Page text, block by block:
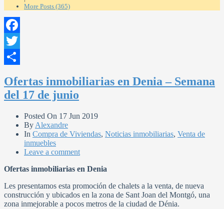
More Posts (365)
Facebook
Twitter
Ofertas inmobiliarias en Denia – Semana
del 17 de junio
Posted On 17 Jun 2019
By Alexandre
In Compra de Viviendas, Noticias inmobiliarias, Venta de
inmuebles
Leave a comment
Ofertas inmobiliarias en Denia
Les presentamos esta promoción de chalets a la venta, de nueva
construcción y ubicados en la zona de Sant Joan del Montgó, una
zona inmejorable a pocos metros de la ciudad de Dénia.